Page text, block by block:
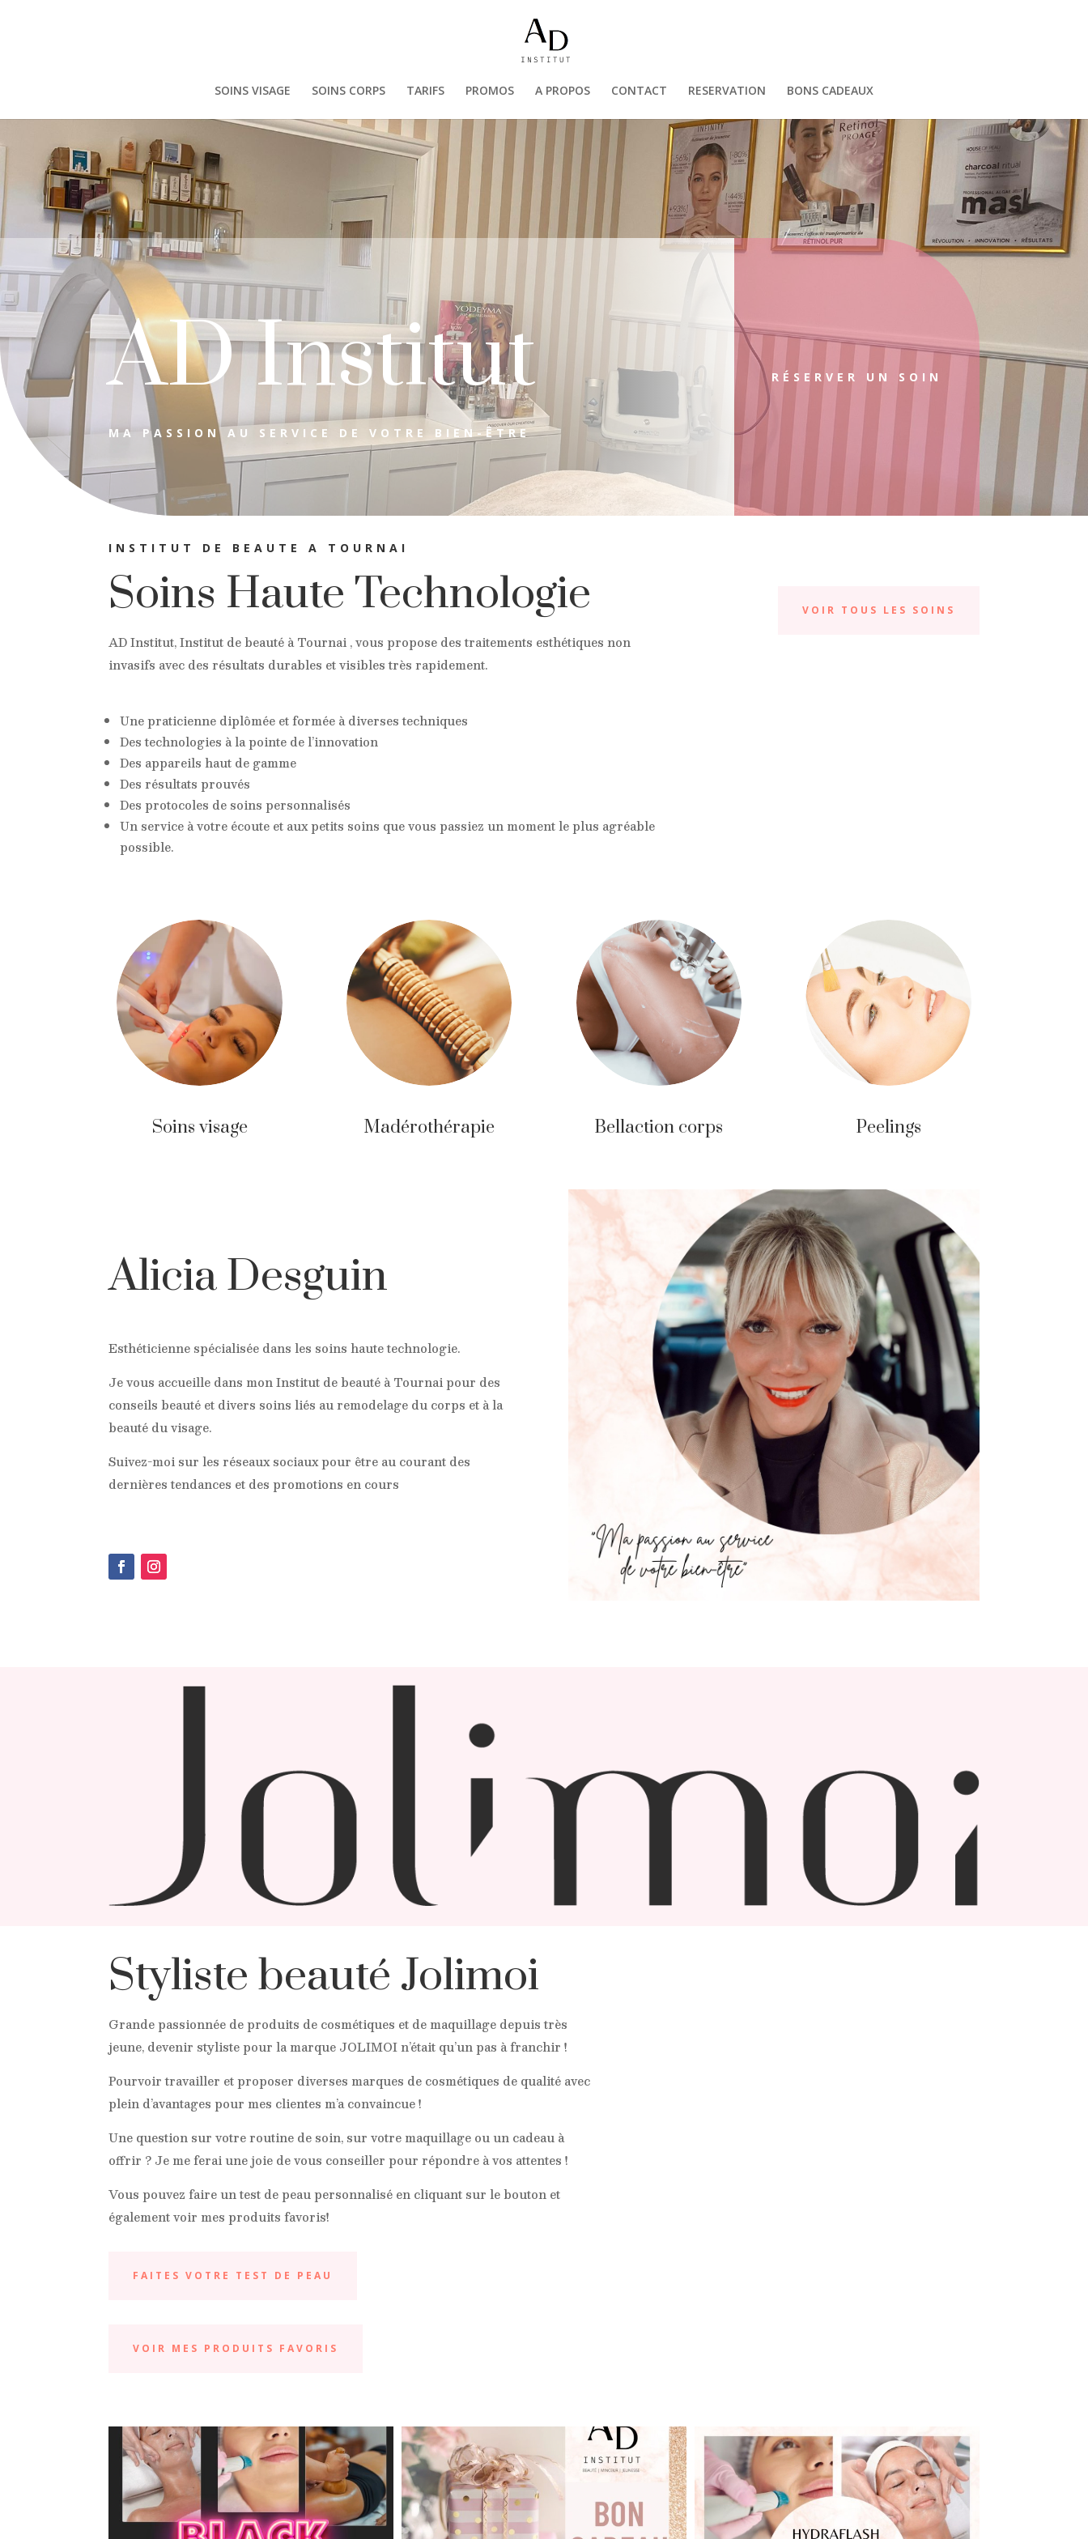
SOINS VISAGE SOINS CORPS TARIFS PROMOS A PROPOS CONTACT RESERVATION BONS CADEAUX
AD Institut
MA PASSION AU SERVICE DE VOTRE BIEN-ÊTRE
RÉSERVER UN SOIN
INSTITUT DE BEAUTE A TOURNAI
Soins Haute Technologie
AD Institut, Institut de beauté à Tournai , vous propose des traitements esthétiques non
invasifs avec des résultats durables et visibles très rapidement.
Une praticienne diplômée et formée à diverses techniques
Des technologies à la pointe de l’innovation
Des appareils haut de gamme
Des résultats prouvés
Des protocoles de soins personnalisés
Un service à votre écoute et aux petits soins que vous passiez un moment le plus agréable
possible.
VOIR TOUS LES SOINS
Soins visage Madérothérapie Bellaction corps Peelings
Alicia Desguin
Esthéticienne spécialisée dans les soins haute technologie.
Je vous accueille dans mon Institut de beauté à Tournai pour des
conseils beauté et divers soins liés au remodelage du corps et à la
beauté du visage.
Suivez-moi sur les réseaux sociaux pour être au courant des
dernières tendances et des promotions en cours
Styliste beauté Jolimoi
Grande passionnée de produits de cosmétiques et de maquillage depuis très
jeune, devenir styliste pour la marque JOLIMOI n’était qu’un pas à franchir !
Pourvoir travailler et proposer diverses marques de cosmétiques de qualité avec
plein d’avantages pour mes clientes m’a convaincue !
Une question sur votre routine de soin, sur votre maquillage ou un cadeau à
offrir ? Je me ferai une joie de vous conseiller pour répondre à vos attentes !
Vous pouvez faire un test de peau personnalisé en cliquant sur le bouton et
également voir mes produits favoris!
FAITES VOTRE TEST DE PEAU
VOIR MES PRODUITS FAVORIS